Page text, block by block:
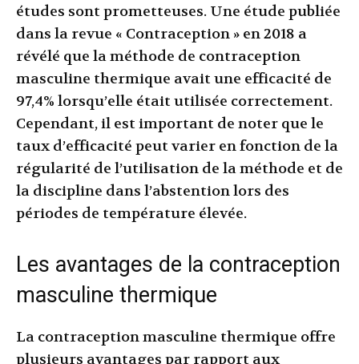
études sont prometteuses. Une étude publiée
dans la revue « Contraception » en 2018 a
révélé que la méthode de contraception
masculine thermique avait une efficacité de
97,4% lorsqu’elle était utilisée correctement.
Cependant, il est important de noter que le
taux d’efficacité peut varier en fonction de la
régularité de l’utilisation de la méthode et de
la discipline dans l’abstention lors des
périodes de température élevée.
Les avantages de la contraception
masculine thermique
La contraception masculine thermique offre
plusieurs avantages par rapport aux